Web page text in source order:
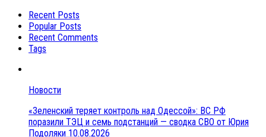
Recent Posts
Popular Posts
Recent Comments
Tags
Новости
«Зеленский теряет контроль над Одессой»: ВС РФ
поразили ТЭЦ и семь подстанций — сводка СВО от Юрия
Подоляки 10.08.2026